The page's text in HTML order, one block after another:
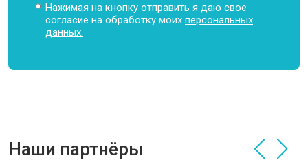
Нажимая на кнопку отправить я даю свое
согласие на обработку моихперсональных
данных.
Наши партнёры